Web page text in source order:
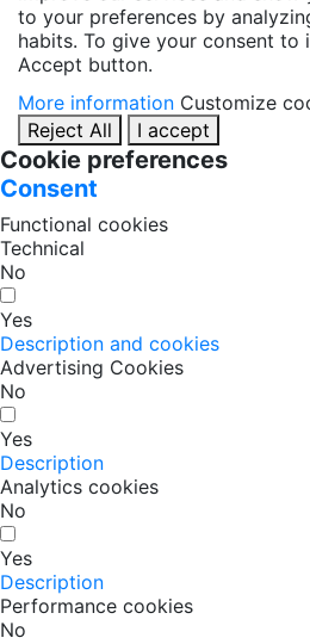
to your preferences by
habits. To give your consent to
Accept button.
More information Customize
Reject All
I accept
Cookie preferences
Consent
Functional cookies
Technical
No
Yes
Description and cookies
Advertising Cookies
No
Yes
Description
Analytics cookies
No
Yes
Description
Performance cookies
No